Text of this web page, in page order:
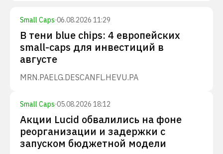
Small Caps·06.08.2026 11:29
В тени blue chips: 4 европейских
small-caps для инвестиций в
августе
MRN.PAELG.DESCANFL.HEVU.PA
Small Caps·05.08.2026 18:12
Акции Lucid обвалились на фоне
реорганизации и задержки с
запуском бюджетной модели